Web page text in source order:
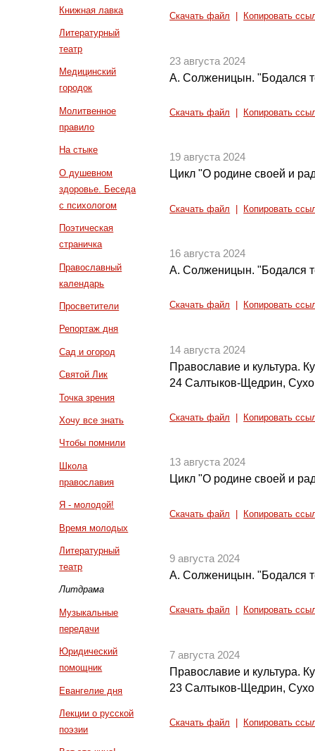
Книжная лавка
Литературный
театр
Медицинский
городок
Молитвенное
правило
На стыке
О душевном
здоровье. Беседа
с психологом
Поэтическая
страничка
Православный
календарь
Просветители
Репортаж дня
Сад и огород
Святой Лик
Точка зрения
Хочу все знать
Чтобы помнили
Школа
православия
Я - молодой!
Время молодых
Литературный
театр
Литдрама
Музыкальные
передачи
Юридический
помощник
Евангелие дня
Лекции о русской
поэзии
Скачать файл Копировать
23 августа 2024
А. Солженицын. "Бодался
Скачать файл Копировать
19 августа 2024
Цикл "О родине своей и
Скачать файл Копировать
16 августа 2024
А. Солженицын. "Бодался
Скачать файл Копировать
14 августа 2024
Православие и культура.
24 Салтыков-Щедрин,
Скачать файл Копировать
13 августа 2024
Цикл "О родине своей и
Скачать файл Копировать
9 августа 2024
А. Солженицын. "Бодался
Скачать файл Копировать
7 августа 2024
Православие и культура.
23 Салтыков-Щедрин,
Скачать файл Копировать